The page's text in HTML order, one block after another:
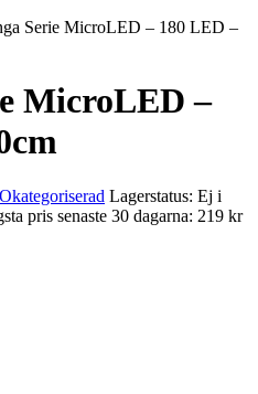
Serie MicroLED – 180 LED –
MicroLED –
Okategoriserad Lagerstatus: Ej i
pris senaste 30 dagarna: 219 kr